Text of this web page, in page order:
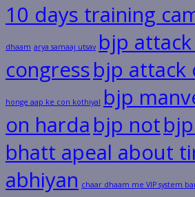
10 days training
dhaam arya samaaj utsav bjp
congressbjp attack
honge aap ke con kothiyal bjp
on harda bjp not
bhatt apeal about
abhiyan chaar dhaam me VIP system